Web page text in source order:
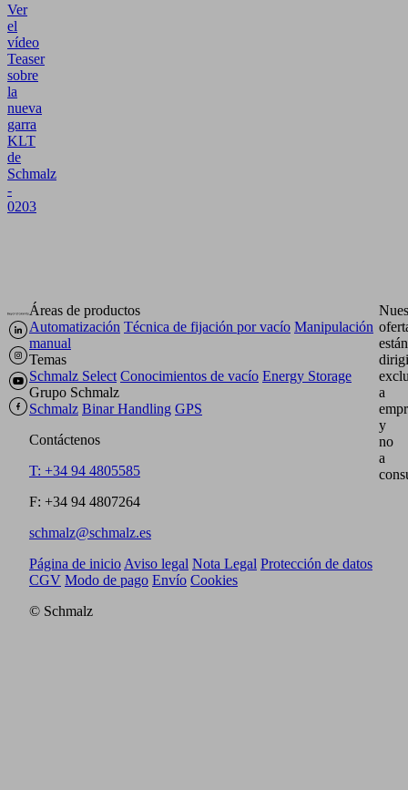
Ver
el
vídeo
Teaser
sobre
la
nueva
garra
KLT
de
Schmalz
-
0203
Áreas de productos
Automatización Técnica de fijación por vacío Manipulación
manual
Temas
Schmalz Select Conocimientos de vacío Energy Storage
Grupo Schmalz
Schmalz Binar Handling GPS
Contáctenos
T: +34 94 4805585
F: +34 94 4807264
schmalz@schmalz.es
están
a
y
no
a
Página de inicio Aviso legal Nota Legal Protección de datos
CGV Modo de pago Envío Cookies
© Schmalz